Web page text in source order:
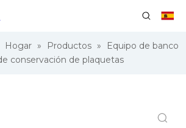
Hogar » Productos »
Equipo de banco
conservación de plaquetas